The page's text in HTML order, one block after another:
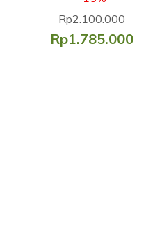
Rp2.100.000
Rp1.785.000